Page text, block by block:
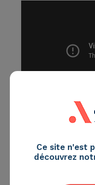
Retranscription
[Journaliste]
Ce site n'est
découvrez